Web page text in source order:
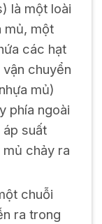
là một loài
mủ, một
các hạt
chuyển
mủ)
phía ngoài
suất
chảy ra
chuỗi
ra trong